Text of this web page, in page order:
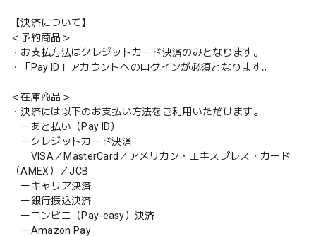
【決済について】
＜予約商品＞
・お支払方法はクレジットカード決済のみとなります。
・「Pay ID」アカウントへのログインが必須となります。
＜在庫商品＞
・決済には以下のお支払い方法をご利用いただけます。
ーあと払い（Pay ID）
ークレジットカード決済
VISA／MasterCard／アメリカン・エキスプレス・カード
（AMEX）／JCB
ーキャリア決済
ー銀行振込決済
ーコンビニ（Pay-easy）決済
ーAmazon Pay